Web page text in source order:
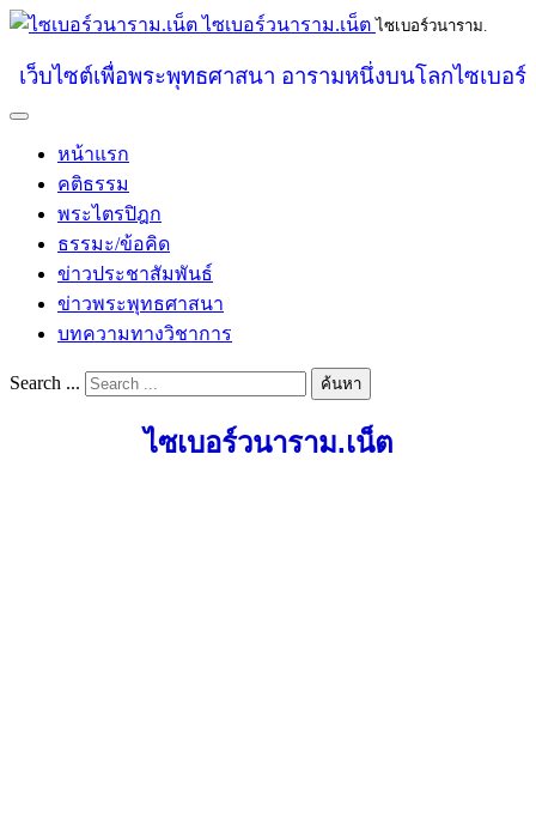
ไซเบอร์วนาราม.เน็ต ไซเบอร์วนาราม.
เว็บไซต์เพื่อพระพุทธศาสนา อารามหนึ่งบนโลกไซเบอร์
หน้าแรก
คติธรรม
พระไตรปิฎก
ธรรมะ/ข้อคิด
ข่าวประชาสัมพันธ์
ข่าวพระพุทธศาสนา
บทความทางวิชาการ
Search ... ค้นหา
ไซเบอร์วนาราม.เน็ต